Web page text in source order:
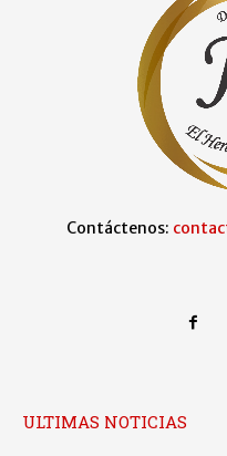
Contáctenos:
ULTIMAS NOTICIAS